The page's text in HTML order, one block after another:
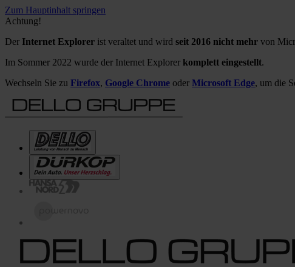
Zum Hauptinhalt springen
Achtung!
Der Internet Explorer ist veraltet und wird seit 2016 nicht mehr von
Im Sommer 2022 wurde der Internet Explorer komplett eingestellt.
Wechseln Sie zu Firefox, Google Chrome oder Microsoft Edge, um die